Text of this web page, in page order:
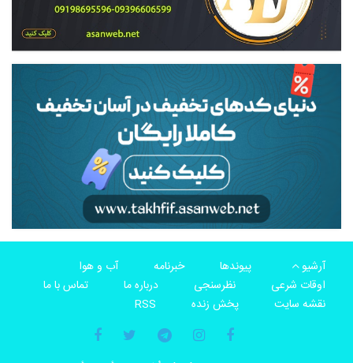
آرشیو پیوندها خبرنامه
آب و هوا
اوقات شرعی
نظرسنجی درباره ما
تماس با ما
نقشه سایت
پخش زنده RSS